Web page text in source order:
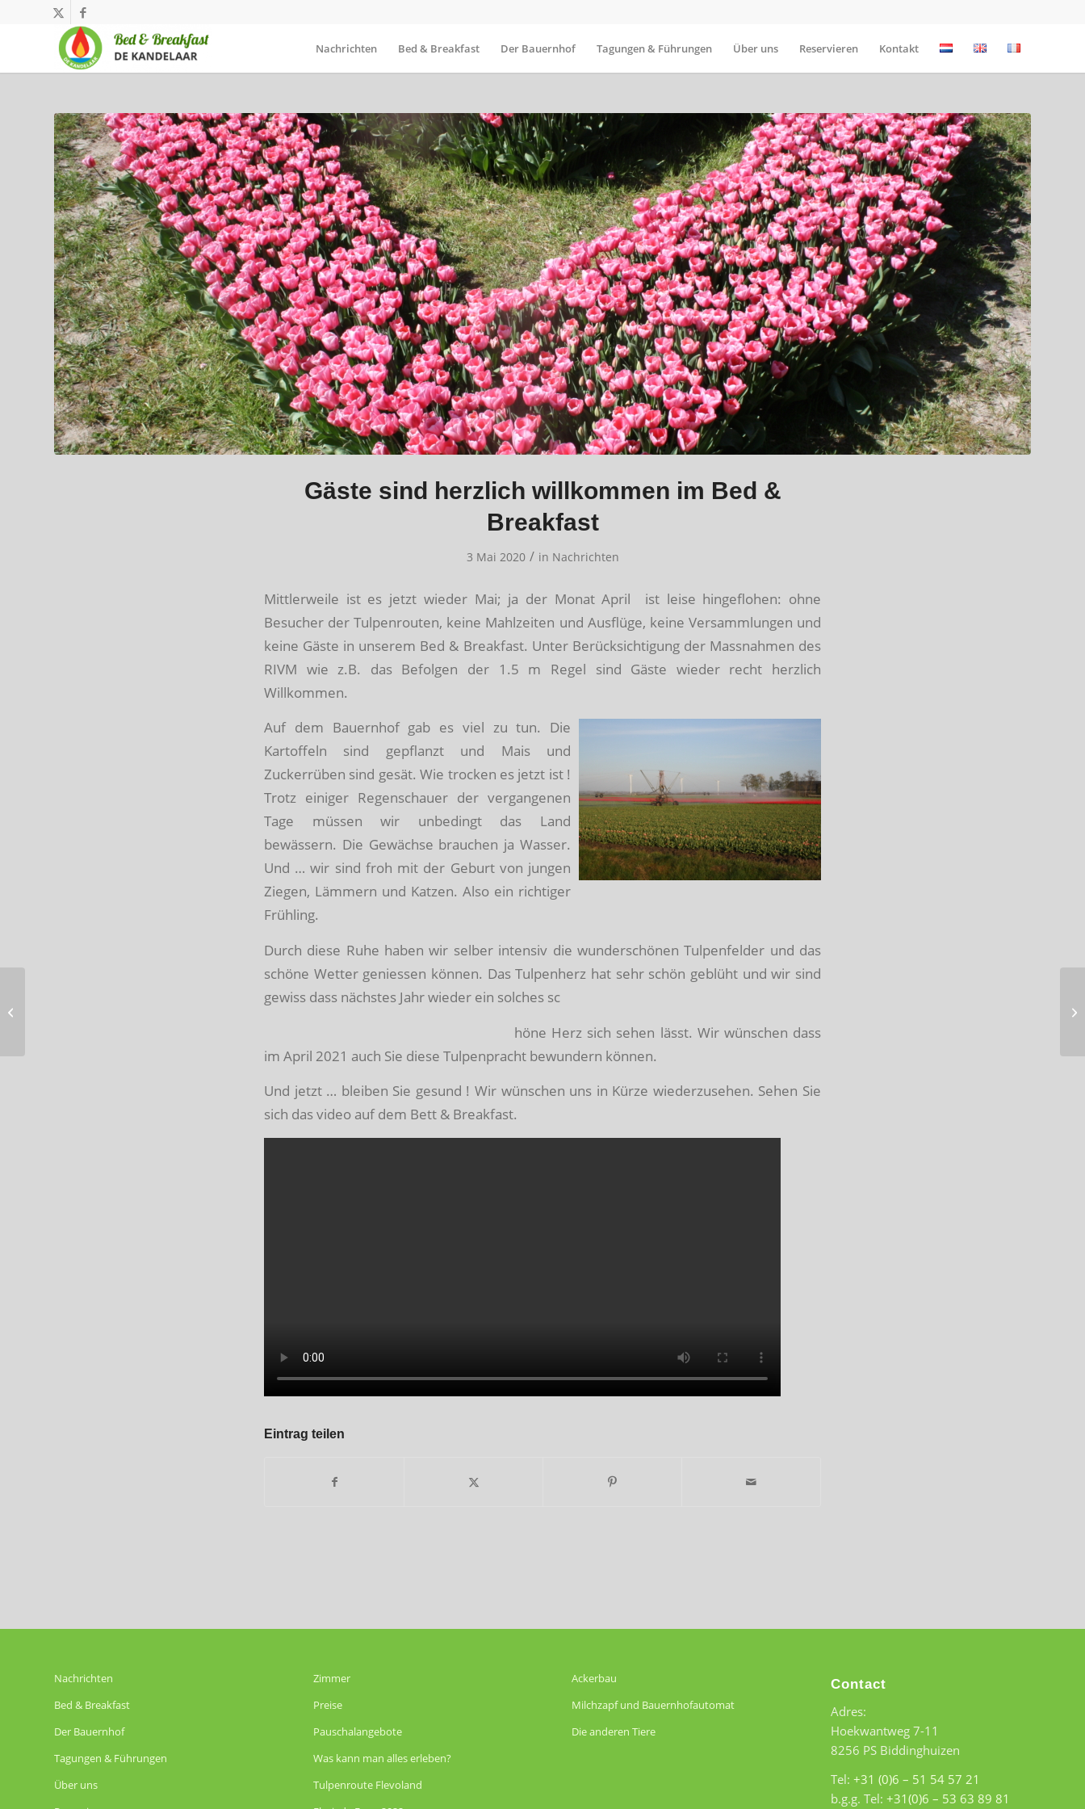
Nachrichten Bed & Breakfast Der Bauernhof Tagungen & Führungen Über uns Reservieren Kontakt
Gäste sind herzlich willkommen im Bed &
Breakfast
3 Mai 2020 / in Nachrichten
Mittlerweile ist es jetzt wieder Mai; ja der Monat April ist leise hingeflohen: ohne
Besucher der Tulpenrouten, keine Mahlzeiten und Ausflüge, keine Versammlungen und
keine Gäste in unserem Bed & Breakfast. Unter Berücksichtigung der Massnahmen des
RIVM wie z.B. das Befolgen der 1.5 m Regel sind Gäste wieder recht herzlich
Willkommen.
Auf dem Bauernhof gab es viel zu tun. Die
Kartoffeln sind gepflanzt und Mais und
Zuckerrüben sind gesät. Wie trocken es jetzt ist !
Trotz einiger Regenschauer der vergangenen
Tage müssen wir unbedingt das Land
bewässern. Die Gewächse brauchen ja Wasser.
Und … wir sind froh mit der Geburt von jungen
Ziegen, Lämmern und Katzen. Also ein richtiger
Frühling.
Durch diese Ruhe haben wir selber intensiv die wunderschönen Tulpenfelder und das
schöne Wetter geniessen können. Das Tulpenherz hat sehr schön geblüht und wir sind
gewiss dass nächstes Jahr wieder ein solches sc
höne Herz sich sehen lässt. Wir wünschen dass
im April 2021 auch Sie diese Tulpenpracht bewundern können.
Und jetzt … bleiben Sie gesund ! Wir wünschen uns in Kürze wiederzusehen. Sehen Sie
sich das video auf dem Bett & Breakfast.
Eintrag teilen
Nachrichten
Bed & Breakfast
Der Bauernhof
Tagungen & Führungen
Über uns
Zimmer
Preise
Pauschalangebote
Was kann man alles erleben?
Tulpenroute Flevoland
Ackerbau
Milchzapf und Bauernhofautomat
Die anderen Tiere
Contact
Adres:
Hoekwantweg 7-11
8256 PS Biddinghuizen
Tel: +31 (0)6 – 51 54 57 21
b.g.g. Tel: +31(0)6 – 53 63 89 81